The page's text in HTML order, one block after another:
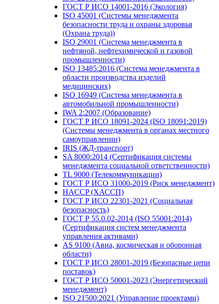
ГОСТ Р ИСО 14001-2016 (Экология)
ISO 45001 (Системы менеджмента
безопасности труда и охраны здоровья
(Охрана труда))
ISO 29001 (Система менеджмента в
нефтяной, нефтехимической и газовой
промышленности)
ISO 13485:2016 (Система менеджмента в
области производства изделий
медицинских)
ISO 16949 (Система менеджмента в
автомобильной промышленности)
IWA 2:2007 (Образование)
ГОСТ Р ИСО 18091-2024 (ISO 18091:2019)
(Системы менеджмента в органах местного
самоуправлении)
IRIS (ЖД-транспорт)
SA 8000:2014 (Сертификация системы
менеджмента социальной ответственности)
TL 9000 (Телекоммуникации)
ГОСТ Р ИСО 31000-2019 (Риск менеджмент)
HACCP (ХАССП)
ГОСТ Р ИСО 22301-2021 (Социальная
безопасность)
ГОСТ Р 55.0.02-2014 (ISO 55001:2014)
(Сертификация систем менеджмента
управления активами)
AS 9100 (Авиа, космическая и оборонная
области)
ГОСТ Р ИСО 28001-2019 (Безопасные цепи
поставок)
ГОСТ Р ИСО 50001-2023 (Энергетический
менеджмент)
ISO 21500:2021 (Управление проектами)